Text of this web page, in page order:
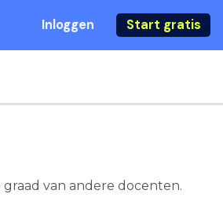
Inloggen Start gratis
graad van andere docenten.